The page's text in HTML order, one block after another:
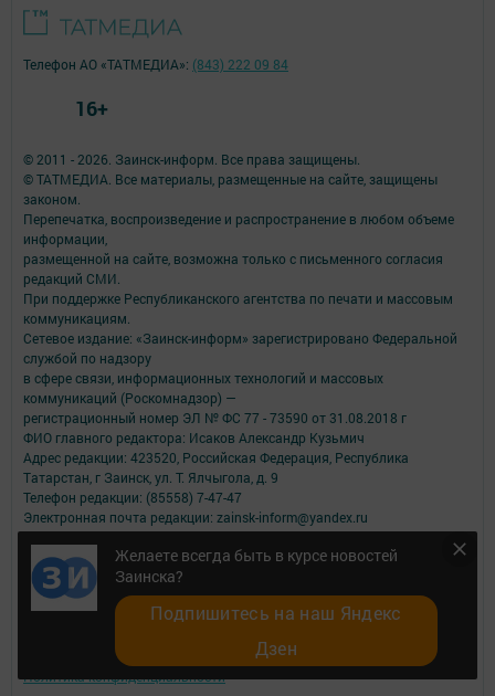
Желаете всегда быть в курсе новостей
Заинска?
Подпишитесь на наш Яндекс
Дзен
© 2011 - 2026. Заинск-информ. Все права защищены.
© ТАТМЕДИА. Все материалы, размещенные на сайте, защищены
законом.
Перепечатка, воспроизведение и распространение в любом объеме
информации,
размещенной на сайте, возможна только с письменного согласия
редакций СМИ.
При поддержке Республиканского агентства по печати и массовым
коммуникациям.
Сетевое издание: «Заинск-информ» зарегистрировано Федеральной
службой по надзору
в сфере связи, информационных технологий и массовых
коммуникаций (Роскомнадзор) —
регистрационный номер ЭЛ № ФС 77 - 73590 от 31.08.2018 г
ФИО главного редактора: Исаков Александр Кузьмич
Адрес редакции: 423520, Российская Федерация, Республика
Татарстан, г Заинск, ул. Т. Ялчыгола, д. 9
Телефон редакции: (85558) 7-47-47
Электронная почта редакции: zainsk-inform@yandex.ru
Для сообщений о фактах коррупции: zainsk-inform@yandex.ru
Учредитель СМИ: АО «ТАТМЕДИА»
Антикоррупционная политика
АО «ТАТМЕДИА» использует «cookie»для персонализации сервисов и
Использование «cookie» можно отменить в настройках браузера.
Политика конфиденциальности
Телефон АО «ТАТМЕДИА»: (843) 222 09 84
16+